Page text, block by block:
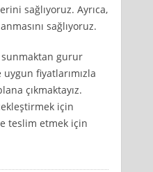
sağlıyoruz. Ayrıca,
sağlıyoruz.
gurur
fiyatlarımızla
çıkmaktayız.
için
teslim etmek için